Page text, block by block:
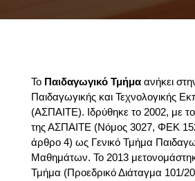
Το Παιδαγωγικό Τμήμαανήκει
Παιδαγωγικής και Τεχνολογικής
(ΑΣΠΑΙΤΕ). Ιδρύθηκε το 2002, με
της ΑΣΠΑΙΤΕ (Νόμος 3027, ΦΕΚ
άρθρο 4) ως Γενικό Τμήμα
Μαθημάτων. Το 2013
Τμήμα (Προεδρικό Διάταγμα 101/